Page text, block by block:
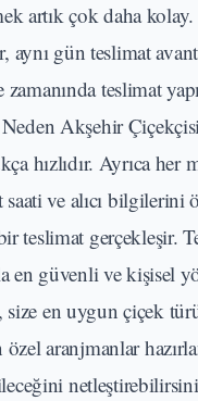
artık çok daha
gün teslimat
zamanında teslimat
Akşehir
hızlıdır. Ayrıca
ve alıcı bilgilerini
teslimat
en güvenli ve kişisel
size en uygun
aranjmanlar